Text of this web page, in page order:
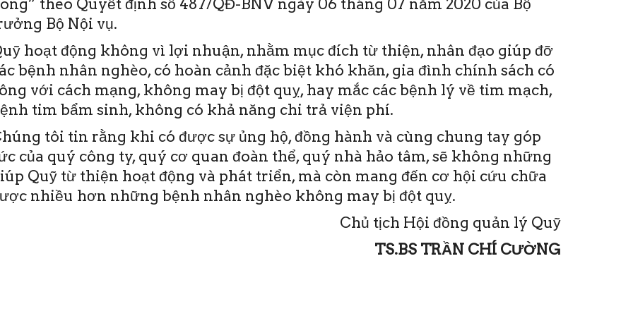
theo Quyết định số 487/QĐ-BNV ngày 06 tháng 07 năm 2020 của Bộ
Bộ Nội vụ.
hoạt động không vì lợi nhuận, nhằm mục đích từ thiện, nhân đạo giúp đỡ
bệnh nhân nghèo, có hoàn cảnh đặc biệt khó khăn, gia đình chính sách có
với cách mạng, không may bị đột quỵ, hay mắc các bệnh lý về tim mạch,
tim bẩm sinh, không có khả năng chi trả viện phí.
tôi tin rằng khi có được sự ủng hộ, đồng hành và cùng chung tay góp
của quý công ty, quý cơ quan đoàn thể, quý nhà hảo tâm, sẽ không những
Quỹ từ thiện hoạt động và phát triển, mà còn mang đến cơ hội cứu chữa
nhiều hơn những bệnh nhân nghèo không may bị đột quỵ.
Chủ tịch Hội đồng quản lý Quỹ
TS.BS TRẦN CHÍ CƯỜNG